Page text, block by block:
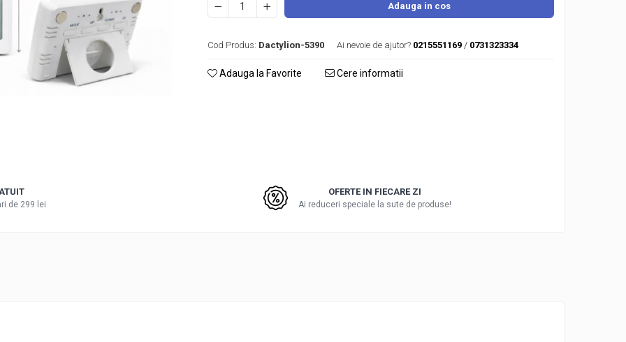
Adauga in cos
Cod Produs: Dactylion-5390 Ai nevoie de ajutor? 0215551169 / 0731323334
Adauga la Favorite Cere informatii
de 299 lei
OFERTE IN FIECARE ZI
Ai reduceri speciale la sute de produse!